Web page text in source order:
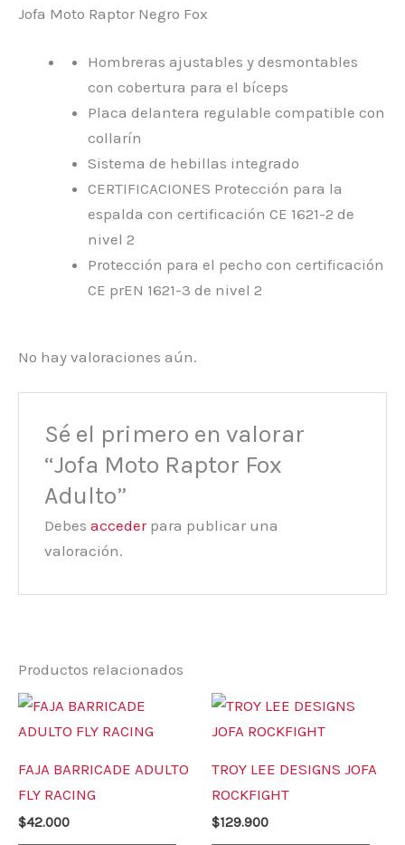
Jofa Moto Raptor Negro Fox
Hombreras ajustables y desmontables
con cobertura para el bíceps
Placa delantera regulable compatible con
collarín
Sistema de hebillas integrado
CERTIFICACIONES Protección para la
espalda con certificación CE 1621-2 de
nivel 2
Protección para el pecho con certificación
CE prEN 1621-3 de nivel 2
No hay valoraciones aún.
Sé el primero en valorar
“Jofa Moto Raptor Fox
Adulto”
Debesaccederpara publicar una
valoración.
Productos relacionados
FAJA BARRICADE ADULTO
FLY RACING
$42.000
producto
TROY LEE DESIGNS JOFA
ROCKFIGHT
$129.900